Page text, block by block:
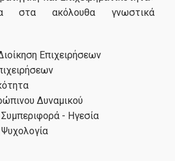
στα ακόλουθα γνωστικά
Επιχειρήσεων
Δυναμικού
- Ηγεσία